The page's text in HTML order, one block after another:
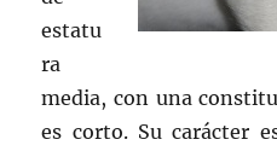
estatu
ra
media, con una
es corto. Su carácter